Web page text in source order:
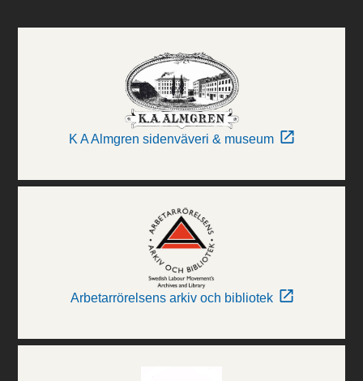
K A Almgren sidenväveri & museum
Arbetarrörelsens arkiv och bibliotek